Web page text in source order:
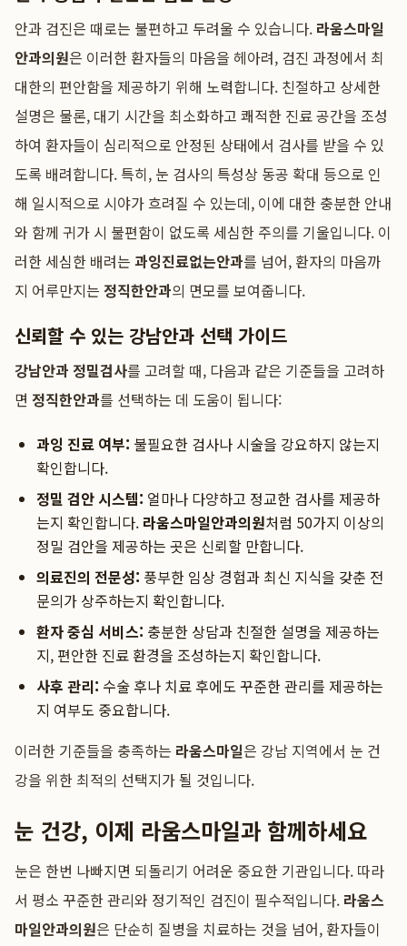
안과 검진은 때로는 불편하고 두려울 수 있습니다. 라움스마일
안과의원은 이러한 환자들의 마음을 헤아려, 검진 과정에서 최
대한의 편안함을 제공하기 위해 노력합니다. 친절하고 상세한
설명은 물론, 대기 시간을 최소화하고 쾌적한 진료 공간을 조성
하여 환자들이 심리적으로 안정된 상태에서 검사를 받을 수 있
도록 배려합니다. 특히, 눈 검사의 특성상 동공 확대 등으로 인
해 일시적으로 시야가 흐려질 수 있는데, 이에 대한 충분한 안내
와 함께 귀가 시 불편함이 없도록 세심한 주의를 기울입니다. 이
러한 세심한 배려는 과잉진료없는안과를 넘어, 환자의 마음까
지 어루만지는 정직한안과의 면모를 보여줍니다.
신뢰할 수 있는 강남안과 선택 가이드
강남안과 정밀검사를 고려할 때, 다음과 같은 기준들을 고려하
면 정직한안과를 선택하는 데 도움이 됩니다:
과잉 진료 여부: 불필요한 검사나 시술을 강요하지 않는지
확인합니다.
정밀 검안 시스템: 얼마나 다양하고 정교한 검사를 제공하
는지 확인합니다. 라움스마일안과의원처럼 50가지 이상의
정밀 검안을 제공하는 곳은 신뢰할 만합니다.
의료진의 전문성: 풍부한 임상 경험과 최신 지식을 갖춘 전
문의가 상주하는지 확인합니다.
환자 중심 서비스: 충분한 상담과 친절한 설명을 제공하는
지, 편안한 진료 환경을 조성하는지 확인합니다.
사후 관리: 수술 후나 치료 후에도 꾸준한 관리를 제공하는
지 여부도 중요합니다.
이러한 기준들을 충족하는 라움스마일은 강남 지역에서 눈 건
강을 위한 최적의 선택지가 될 것입니다.
눈 건강, 이제 라움스마일과 함께하세요
눈은 한번 나빠지면 되돌리기 어려운 중요한 기관입니다. 따라
서 평소 꾸준한 관리와 정기적인 검진이 필수적입니다. 라움스
마일안과의원은 단순히 질병을 치료하는 것을 넘어, 환자들이